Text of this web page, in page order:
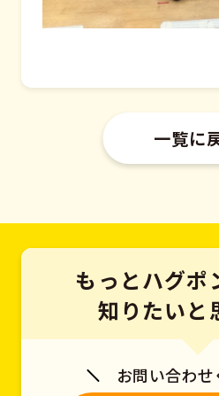
一覧に
もっとハグポ
知りたいと
お問い合わ